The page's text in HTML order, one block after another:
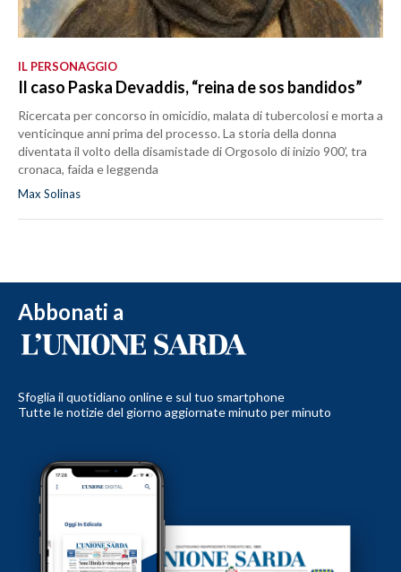
IL PERSONAGGIO
Il caso Paska Devaddis, “reina de sos bandidos”
Ricercata per concorso in omicidio, malata di tubercolosi e morta a
venticinque anni prima del processo. La storia della donna
diventata il volto della disamistade di Orgosolo di inizio 900’, tra
cronaca, faida e leggenda
Max Solinas
Abbonati a
Sfoglia il quotidiano online e sul tuo smartphone
Tutte le notizie del giorno aggiornate minuto per minuto